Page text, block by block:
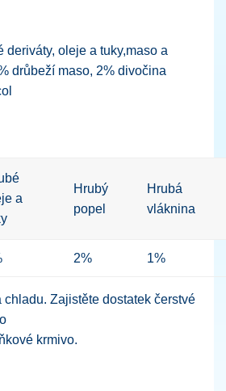
deriváty, oleje a tuky,maso a
drůbeží maso, 2% divočina
a
Hrubý
popel
Hrubá
vláknina
2% 1%
chladu. Zajistěte dostatek čerstvé
krmivo.